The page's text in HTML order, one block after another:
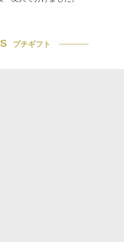
プチギフト